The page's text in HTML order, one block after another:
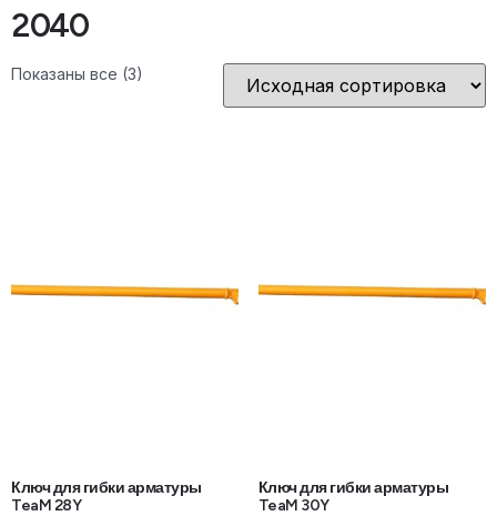
2040
Показаны все (3)
Ключ для гибки арматуры
TeaM 28Y
Ключ для гибки арматуры
TeaM 30Y